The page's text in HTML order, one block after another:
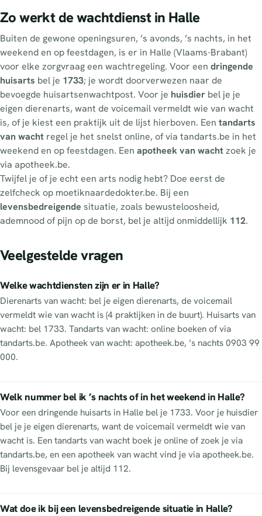
Zo werkt de wachtdienst in Halle
Buiten de gewone openingsuren, ’s avonds, ’s nachts, in het
weekend en op feestdagen, is er in Halle (Vlaams-Brabant)
voor elke zorgvraag een wachtregeling. Voor een dringende
huisarts bel je 1733; je wordt doorverwezen naar de
bevoegde huisartsenwachtpost. Voor je huisdier bel je je
eigen dierenarts, want de voicemail vermeldt wie van wacht
is, of je kiest een praktijk uit de lijst hierboven. Een tandarts
van wacht regel je het snelst online, of via tandarts.be in het
weekend en op feestdagen. Een apotheek van wachtzoek je
via apotheek.be.
Twijfel je of je echt een arts nodig hebt? Doe eerst de
zelfcheck op moetiknaardedokter.be. Bij een
levensbedreigende situatie, zoals bewusteloosheid,
ademnood of pijn op de borst, bel je altijd onmiddellijk 112.
Veelgestelde vragen
Welke wachtdiensten zijn er in Halle?
Dierenarts van wacht: bel je eigen dierenarts, de voicemail
vermeldt wie van wacht is (4 praktijken in de buurt). Huisarts van
wacht: bel 1733. Tandarts van wacht: online boeken of via
tandarts.be. Apotheek van wacht: apotheek.be, ’s nachts 0903 99
000.
Welk nummer bel ik ’s nachts of in het weekend in Halle?
Voor een dringende huisarts in Halle bel je 1733. Voor je huisdier
bel je je eigen dierenarts, want de voicemail vermeldt wie van
wacht is. Een tandarts van wacht boek je online of zoek je via
tandarts.be, en een apotheek van wacht vind je via apotheek.be.
Bij levensgevaar bel je altijd 112.
Wat doe ik bij een levensbedreigende situatie in Halle?